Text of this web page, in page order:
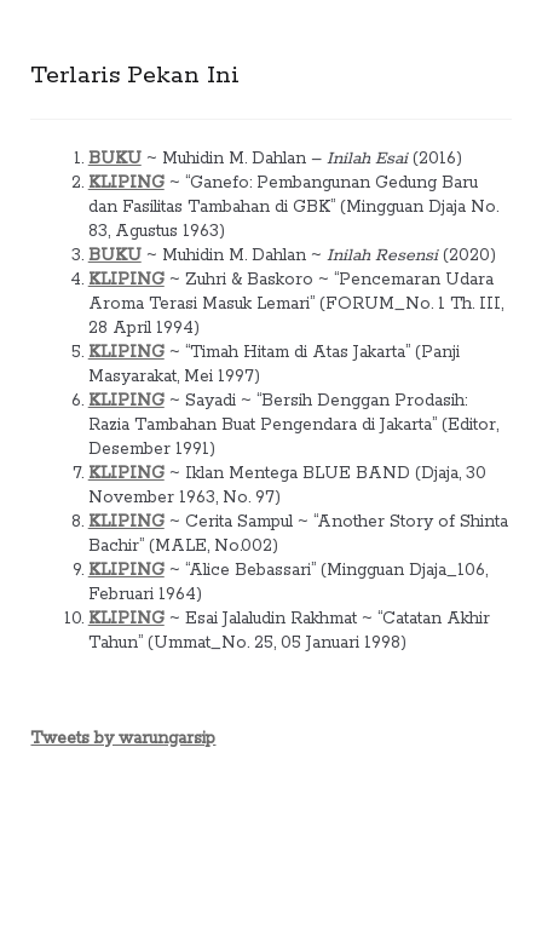
Terlaris Pekan Ini
BUKU~ Muhidin M. Dahlan – Inilah Esai(2016)
KLIPING~ “Ganefo: Pembangunan Gedung Baru
dan Fasilitas Tambahan di GBK” (Mingguan Djaja No.
83, Agustus 1963)
BUKU~ Muhidin M. Dahlan ~ Inilah Resensi(2020)
KLIPING~ Zuhri & Baskoro ~ “Pencemaran Udara
Aroma Terasi Masuk Lemari” (FORUM_No. 1 Th. III,
28 April 1994)
KLIPING~ “Timah Hitam di Atas Jakarta” (Panji
Masyarakat, Mei 1997)
KLIPING~ Sayadi ~ “Bersih Denggan Prodasih:
Razia Tambahan Buat Pengendara di Jakarta” (Editor,
Desember 1991)
KLIPING~ Iklan Mentega BLUE BAND (Djaja, 30
November 1963, No. 97)
KLIPING~ Cerita Sampul ~ “Another Story of Shinta
Bachir” (MALE, No.002)
KLIPING~ “Alice Bebassari” (Mingguan Djaja_106,
Februari 1964)
KLIPING~ Esai Jalaludin Rakhmat ~ “Catatan Akhir
Tahun” (Ummat_No. 25, 05 Januari 1998)
Tweets by warungarsip